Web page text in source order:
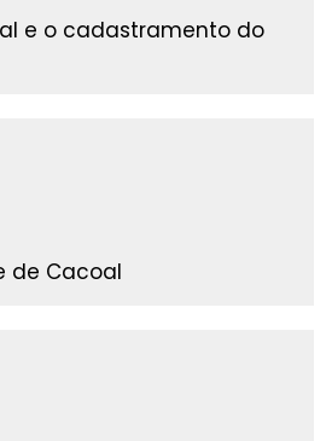
e o cadastramento do
de Cacoal